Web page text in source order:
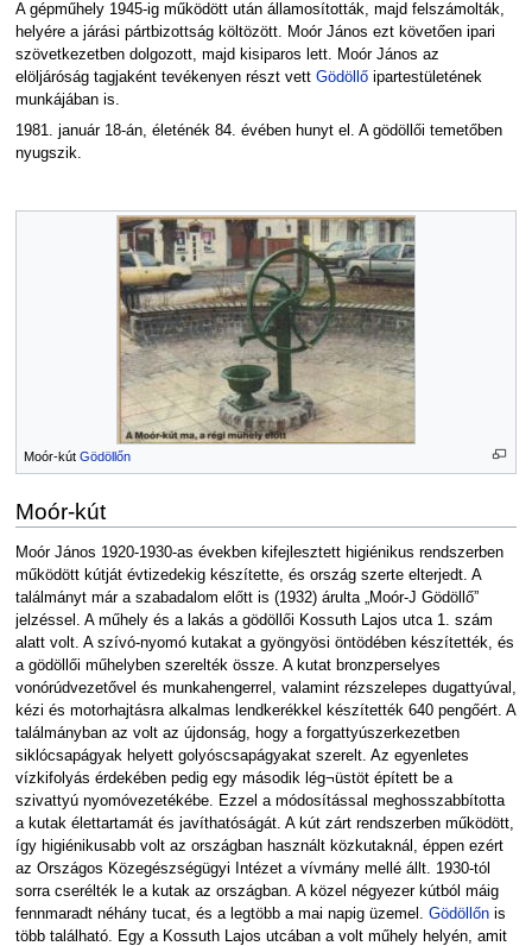
A gépműhely 1945-ig működött után államosították, majd felszámolták,
helyére a járási pártbizottság költözött. Moór János ezt követően ipari
szövetkezetben dolgozott, majd kisiparos lett. Moór János az
elöljáróság tagjaként tevékenyen részt vett Gödöllőipartestületének
munkájában is.
1981. január 18-án, életénék 84. évében hunyt el. A gödöllői temetőben
nyugszik.
Moór-kút Gödöllőn
Moór-kút
Moór János 1920-1930-as években kifejlesztett higiénikus rendszerben
működött kútját évtizedekig készítette, és ország szerte elterjedt. A
találmányt már a szabadalom előtt is (1932) árulta „Moór-J Gödöllő”
jelzéssel. A műhely és a lakás a gödöllői Kossuth Lajos utca 1. szám
alatt volt. A szívó-nyomó kutakat a gyöngyösi öntödében készítették, és
a gödöllői műhelyben szerelték össze. A kutat bronzperselyes
vonórúdvezetővel és munkahengerrel, valamint rézszelepes dugattyúval,
kézi és motorhajtásra alkalmas lendkerékkel készítették 640 pengőért. A
találmányban az volt az újdonság, hogy a forgattyúszerkezetben
siklócsapágyak helyett golyóscsapágyakat szerelt. Az egyenletes
vízkifolyás érdekében pedig egy második lég¬üstöt épített be a
szivattyú nyomóvezetékébe. Ezzel a módosítással meghosszabbította
a kutak élettartamát és javíthatóságát. A kút zárt rendszerben működött,
így higiénikusabb volt az országban használt közkutaknál, éppen ezért
az Országos Közegészségügyi Intézet a vívmány mellé állt. 1930-tól
sorra cserélték le a kutak az országban. A közel négyezer kútból máig
fennmaradt néhány tucat, és a legtöbb a mai napig üzemel. Gödöllőnis
több található. Egy a Kossuth Lajos utcában a volt műhely helyén, amit